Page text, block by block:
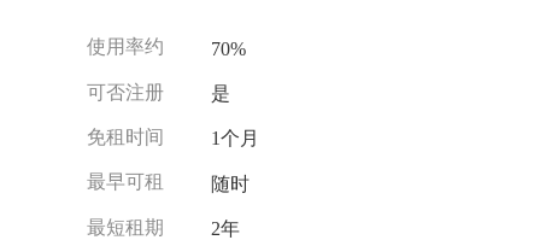
使用率约 70%
可否注册 是
免租时间 1个月
最早可租 随时
最短租期 2年